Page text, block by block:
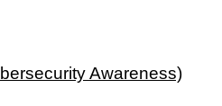
Awareness)